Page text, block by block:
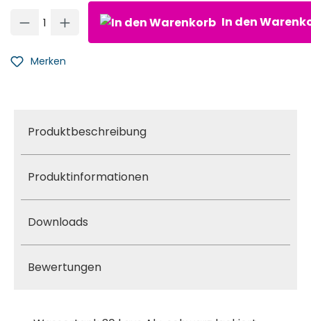
Produkt Anzahl: Gib den gewünschten Wert ein oder
In den
Merken
Produktbeschreibung
Produktinformationen
Downloads
Bewertungen